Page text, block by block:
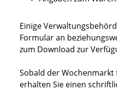
Einige
Formular an
zum Download zur
Sobald der Wochenmarkt
erhalten Sie einen